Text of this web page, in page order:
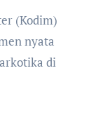
nyata
di